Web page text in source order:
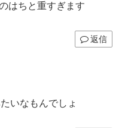
はちと重すぎます
返信
いなもんでしょ